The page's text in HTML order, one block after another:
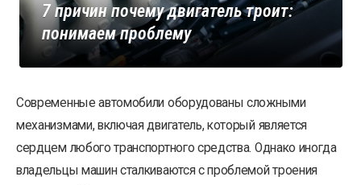
7 причин почему двигатель троит:
понимаем проблему
Современные автомобили оборудованы сложными
механизмами, включая двигатель, который является
сердцем любого транспортного средства. Однако иногда
владельцы машин сталкиваются с проблемой троения